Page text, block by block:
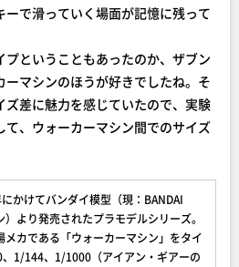
ーで滑っていく場面が記憶に残って
ということもあったのか、ザブン
マシンのほうが好きでしたね。そ
ズ差に魅力を感じていたので、実験
、ウォーカーマシン間でのサイズ
かけてバンダイ模型（現：BANDAI
より発売されたプラモデルシリーズ。
カである「ウォーカーマシン」をタイ
1/144、1/1000（アイアン・ギアーの